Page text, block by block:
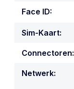
Face ID:
Sim-Kaart:
Connectoren:
Netwerk: